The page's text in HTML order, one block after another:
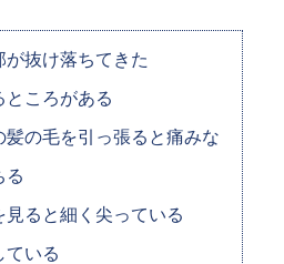
抜け落ちてきた
ところがある
髪の毛を引っ張ると痛みな
る
ると細く尖っている
ている